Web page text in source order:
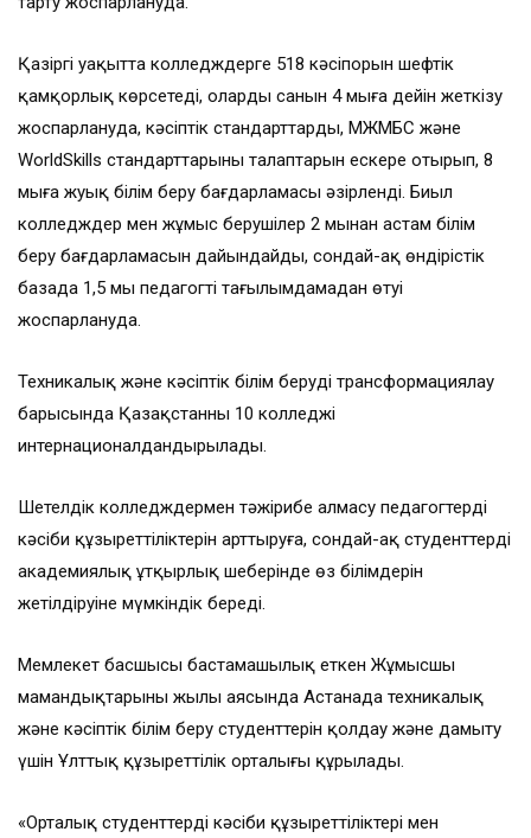
Қазіргі уақытта колледждерге 518 кәсіпорын шефтік
қамқорлық көрсетеді, олардың санын 4 мыңға дейін жеткізу
жоспарлануда, кәсіптік стандарттардың, МЖМБС және
WorldSkills стандарттарының талаптарын ескере отырып, 8
мыңға жуық білім беру бағдарламасы әзірленді. Биыл
колледждер мен жұмыс берушілер 2 мыңнан астам білім
беру бағдарламасын дайындайды, сондай-ақ өндірістік
базада 1,5 мың педагогтің тағылымдамадан өтуі
жоспарлануда.
Техникалық және кәсіптік білім беруді трансформациялау
барысында Қазақстанның 10 колледжі
интернационалдандырылады.
Шетелдік колледждермен тәжірибе алмасу педагогтердің
кәсіби құзыреттіліктерін арттыруға, сондай-ақ студенттердің
академиялық ұтқырлық шеңберінде өз білімдерін
жетілдіруіне мүмкіндік береді.
Мемлекет басшысы бастамашылық еткен Жұмысшы
мамандықтарының жылы аясында Астанада техникалық
және кәсіптік білім беру студенттерін қолдау және дамыту
үшін Ұлттық құзыреттілік орталығы құрылады.
«Орталық студенттердің кәсіби құзыреттіліктері мен